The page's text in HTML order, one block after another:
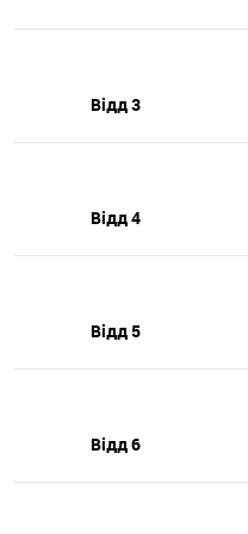
Відд 3
Відд 4
Відд 5
Відд 6